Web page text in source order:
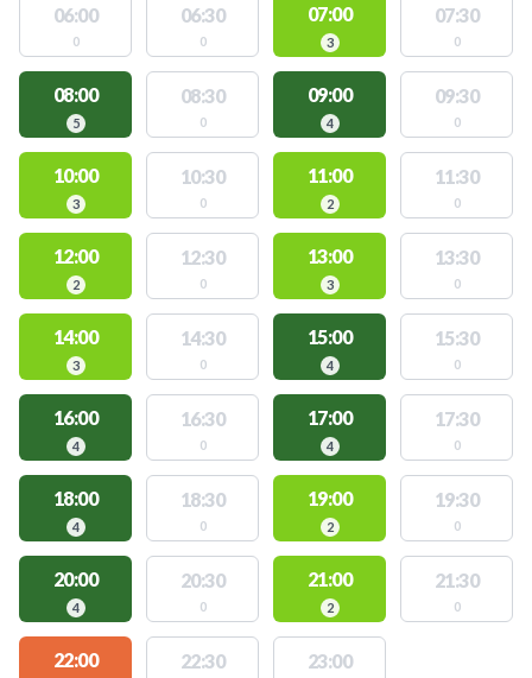
06:00
0
06:30
0
07:00
3
07:30
0
08:00
5
08:30
0
09:00
4
09:30
0
10:00
3
10:30
0
11:00
2
11:30
0
12:00
2
12:30
0
13:00
3
13:30
0
14:00
3
14:30
0
15:00
4
15:30
0
16:00
4
16:30
0
17:00
4
17:30
0
18:00
4
18:30
0
19:00
2
19:30
0
20:00
4
20:30
0
21:00
2
21:30
0
22:00 22:30 23:00